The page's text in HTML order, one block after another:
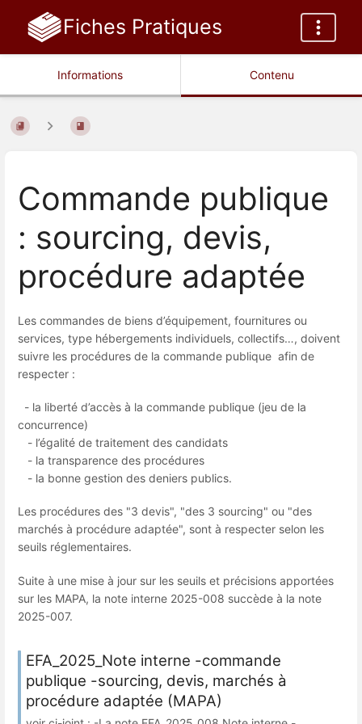
Fiches Pratiques
Informations Contenu
Commande publique
: sourcing, devis,
procédure adaptée
Les commandes de biens d’équipement, fournitures ou
services, type hébergements individuels, collectifs…, doivent
suivre les procédures de la commande publique afin de
respecter :
- la liberté d’accès à la commande publique (jeu de la
concurrence)
- l’égalité de traitement des candidats
- la transparence des procédures
- la bonne gestion des deniers publics.
Les procédures des "3 devis", "des 3 sourcing" ou "des
marchés à procédure adaptée", sont à respecter selon les
seuils réglementaires.
Suite à une mise à jour sur les seuils et précisions apportées
sur les MAPA, la note interne 2025-008 succède à la note
2025-007.
EFA_2025_Note interne -commande
publique -sourcing, devis, marchés à
procédure adaptée (MAPA)